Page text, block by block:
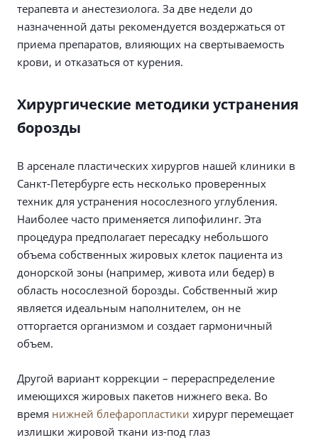
терапевта и анестезиолога. За две недели до
назначенной даты рекомендуется воздержаться от
приема препаратов, влияющих на свертываемость
крови, и отказаться от курения.
Хирургические методики устранения
борозды
В арсенале пластических хирургов нашей клиники в
Санкт-Петербурге есть несколько проверенных
техник для устранения носослезного углубления.
Наиболее часто применяется липофилинг. Эта
процедура предполагает пересадку небольшого
объема собственных жировых клеток пациента из
донорской зоны (например, живота или бедер) в
область носослезной борозды. Собственный жир
является идеальным наполнителем, он не
отторгается организмом и создает гармоничный
объем.
Другой вариант коррекции – перераспределение
имеющихся жировых пакетов нижнего века. Во
время нижней блефаропластики хирург перемещает
излишки жировой ткани из-под глаз